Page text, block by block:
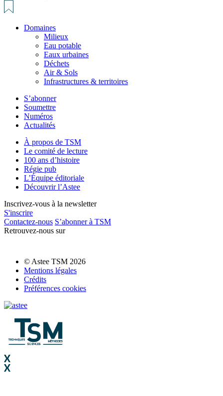
Domaines
Milieux
Eau potable
Eaux urbaines
Déchets
Air & Sols
Infrastructures & territoires
S’abonner
Soumettre
Numéros
Actualités
À propos de TSM
Le comité de lecture
100 ans d’histoire
Régie pub
L’Équipe éditoriale
Découvrir l’Astee
Inscrivez-vous à la newsletter
S'inscrire
Contactez-nous S’abonner à TSM
Retrouvez-nous sur
© Astee TSM 2026
Mentions légales
Crédits
Préférences cookies